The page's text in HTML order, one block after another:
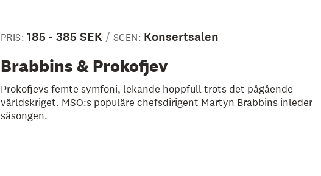
PRIS: 185 - 385 SEK SCEN: Konsertsalen
Brabbins & Prokofjev
Prokofjevs femte symfoni, lekande hoppfull trots det pågående
världskriget. MSO:s populäre chefsdirigent Martyn Brabbins inleder
säsongen.